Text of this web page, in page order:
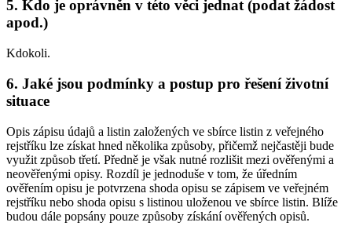
5. Kdo je oprávněn v této věci jednat (podat žádost
apod.)
Kdokoli.
6. Jaké jsou podmínky a postup pro řešení životní
situace
Opis zápisu údajů a listin založených ve sbírce listin z veřejného
rejstříku lze získat hned několika způsoby, přičemž nejčastěji bude
využit způsob třetí. Předně je však nutné rozlišit mezi ověřenými a
neověřenými opisy. Rozdíl je jednoduše v tom, že úředním
ověřením opisu je potvrzena shoda opisu se zápisem ve veřejném
rejstříku nebo shoda opisu s listinou uloženou ve sbírce listin. Blíže
budou dále popsány pouze způsoby získání ověřených opisů.